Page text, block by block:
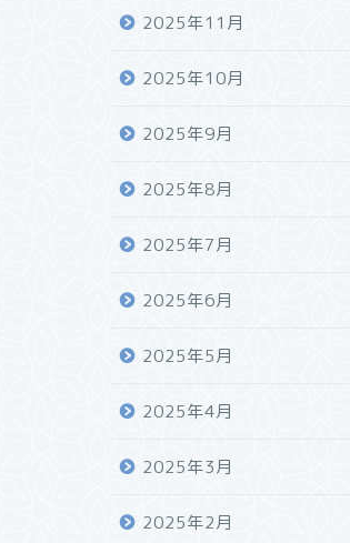
2025年11月
2025年10月
2025年9月
2025年8月
2025年7月
2025年6月
2025年5月
2025年4月
2025年3月
2025年2月